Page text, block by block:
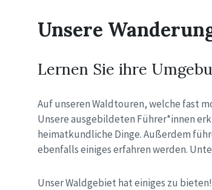
Unsere
Lernen Sie ihre
Auf unseren Waldtouren, welche fast
Unsere ausgebildeten Führer*innen
heimatkundliche Dinge. Außerdem
ebenfalls einiges erfahren werden.
Unser Waldgebiet hat einiges zu